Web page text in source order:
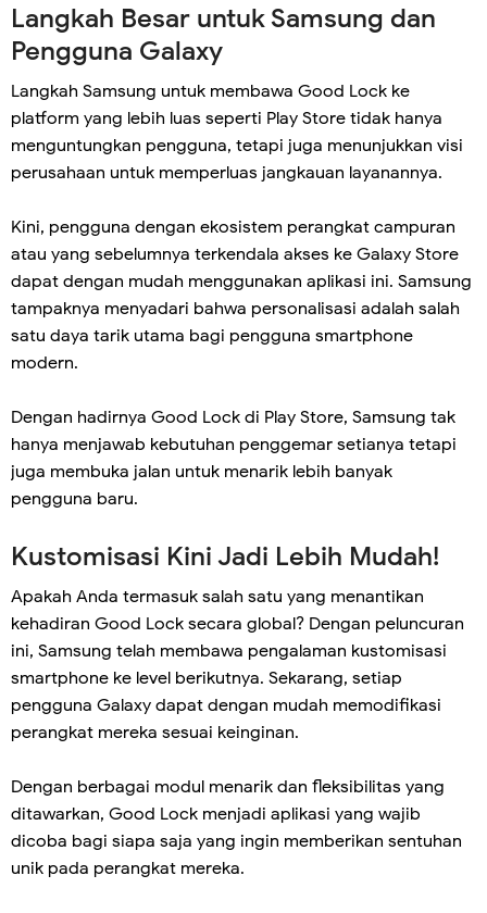
Langkah Besar untuk Samsung dan
Pengguna Galaxy
Langkah Samsung untuk membawa Good Lock ke
platform yang lebih luas seperti Play Store tidak hanya
menguntungkan pengguna, tetapi juga menunjukkan visi
perusahaan untuk memperluas jangkauan layanannya.
Kini, pengguna dengan ekosistem perangkat campuran
atau yang sebelumnya terkendala akses ke Galaxy Store
dapat dengan mudah menggunakan aplikasi ini. Samsung
tampaknya menyadari bahwa personalisasi adalah salah
satu daya tarik utama bagi pengguna smartphone
modern.
Dengan hadirnya Good Lock di Play Store, Samsung tak
hanya menjawab kebutuhan penggemar setianya tetapi
juga membuka jalan untuk menarik lebih banyak
pengguna baru.
Kustomisasi Kini Jadi Lebih Mudah!
Apakah Anda termasuk salah satu yang menantikan
kehadiran Good Lock secara global? Dengan peluncuran
ini, Samsung telah membawa pengalaman kustomisasi
smartphone ke level berikutnya. Sekarang, setiap
pengguna Galaxy dapat dengan mudah memodifikasi
perangkat mereka sesuai keinginan.
Dengan berbagai modul menarik dan fleksibilitas yang
ditawarkan, Good Lock menjadi aplikasi yang wajib
dicoba bagi siapa saja yang ingin memberikan sentuhan
unik pada perangkat mereka.